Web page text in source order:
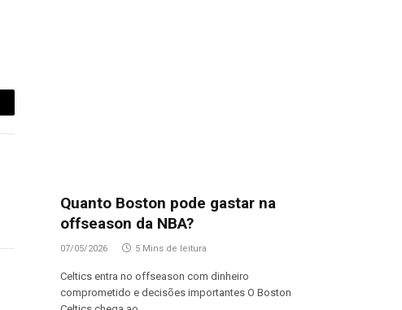
Quanto Boston pode gastar na
offseason da NBA?
07/05/2026 5 Mins de leitura
Celtics entra no offseason com dinheiro
comprometido e decisões importantes O Boston